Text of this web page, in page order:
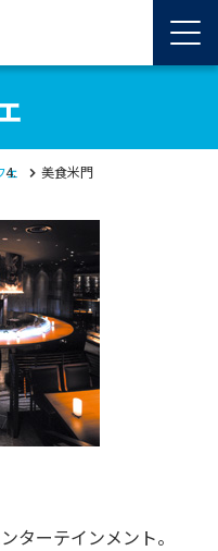
ェ 美食米門
ターテインメント。